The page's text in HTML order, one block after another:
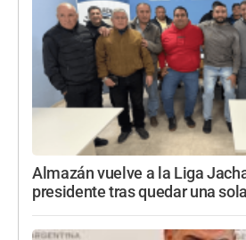
Almazán vuelve a la Liga
presidente tras quedar una